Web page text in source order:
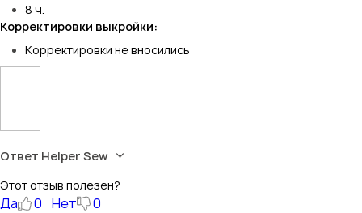
8 ч.
Корректировки выкройки:
Корректировки не вносились
Ответ Helper Sew
Этот отзыв полезен?
Да 0 Нет 0